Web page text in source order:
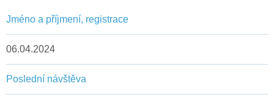
Jméno a příjmení, registrace
06.04.2024
Poslední návštěva